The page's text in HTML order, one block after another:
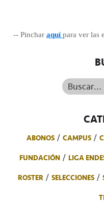
-- Pinchar aquípara ver las
Buscar...
ABONOS CAMPUS
FUNDACIÓN
LIGA
ROSTER
SELECCIONES